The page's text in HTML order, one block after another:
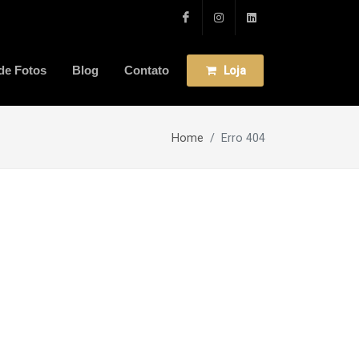
FacebookInstagram
Fotos Blog Contato Loja
Home Erro 404